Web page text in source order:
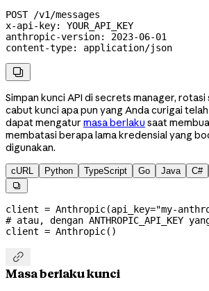
POST /v1/messages
x-api-key:
YOUR_API_KEY
anthropic-version:
2023-06-01
content-type: application/json

Simpan kunci API di secrets manager,
cabut kunci apa pun yang Anda curigai
dapat mengatur masa berlaku saat
membatasi berapa lama kredensial yang
digunakan.
cURL Python TypeScript Go Java C#

client = Anthropic(api_key="my-
# atau, dengan ANTHROPIC_API_KEY
client = Anthropic()

Masa berlaku kunci